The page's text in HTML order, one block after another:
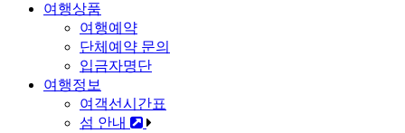
여행상품
여행예약
단체예약 문의
입금자명단
여행정보
여객선시간표
섬 안내